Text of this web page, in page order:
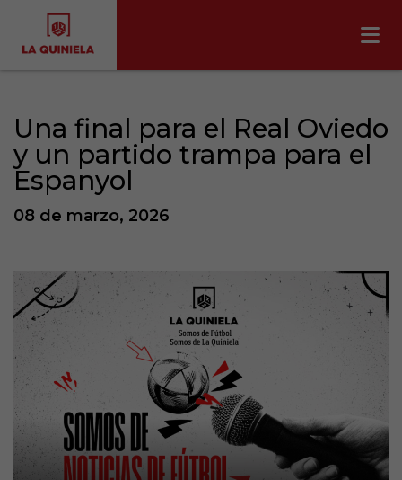
Una final para el Real Oviedo
y un partido trampa para el
Espanyol
08 de marzo, 2026